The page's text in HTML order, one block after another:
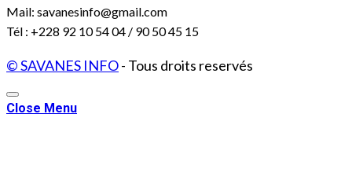
Mail: savanesinfo@gmail.com
Tél : +228 92 10 54 04 / 90 50 45 15
© SAVANES INFO- Tous droits reservés
Close Menu